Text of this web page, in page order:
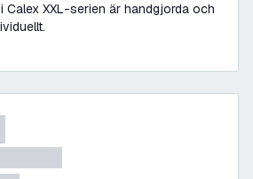
Calex XXL-serien är handgjorda och